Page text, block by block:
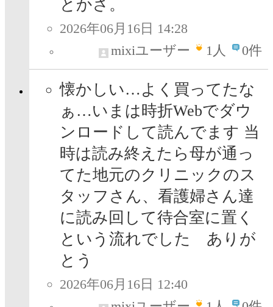
とかさ。
2026年06月16日 14:28
mixiユーザー
1人 0件
懐かしい…よく買ってたな
ぁ…いまは時折Webでダウ
ンロードして読んでます 当
時は読み終えたら母が通っ
てた地元のクリニックのス
タッフさん、看護婦さん達
に読み回して待合室に置く
という流れでした ありが
とう
2026年06月16日 12:40